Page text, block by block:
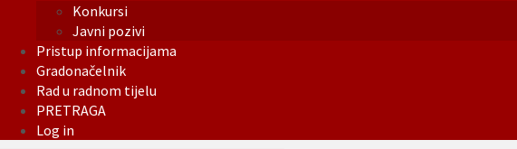
Konkursi
Javni pozivi
Pristup informacijama
Gradonačelnik
Rad u radnom tijelu
PRETRAGA
Log in